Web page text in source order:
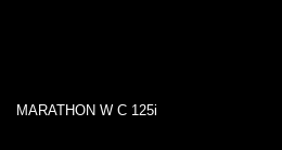
MARATHON W C 125i